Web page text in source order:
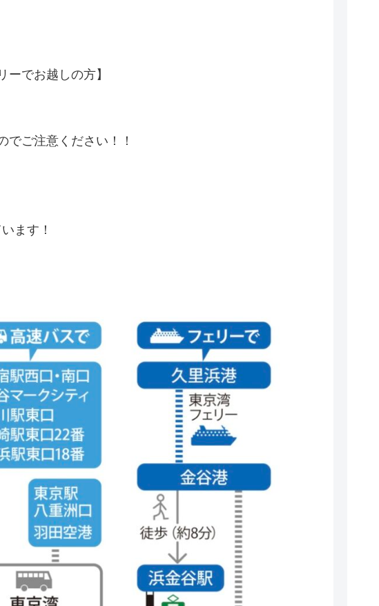
ーでお越しの方】
ご注意ください！！
ます！